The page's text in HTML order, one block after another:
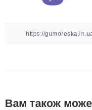
Вам також